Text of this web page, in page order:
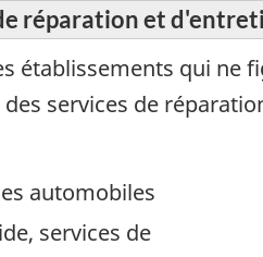
réparation et
établissements qui ne
services de
automobiles
services de